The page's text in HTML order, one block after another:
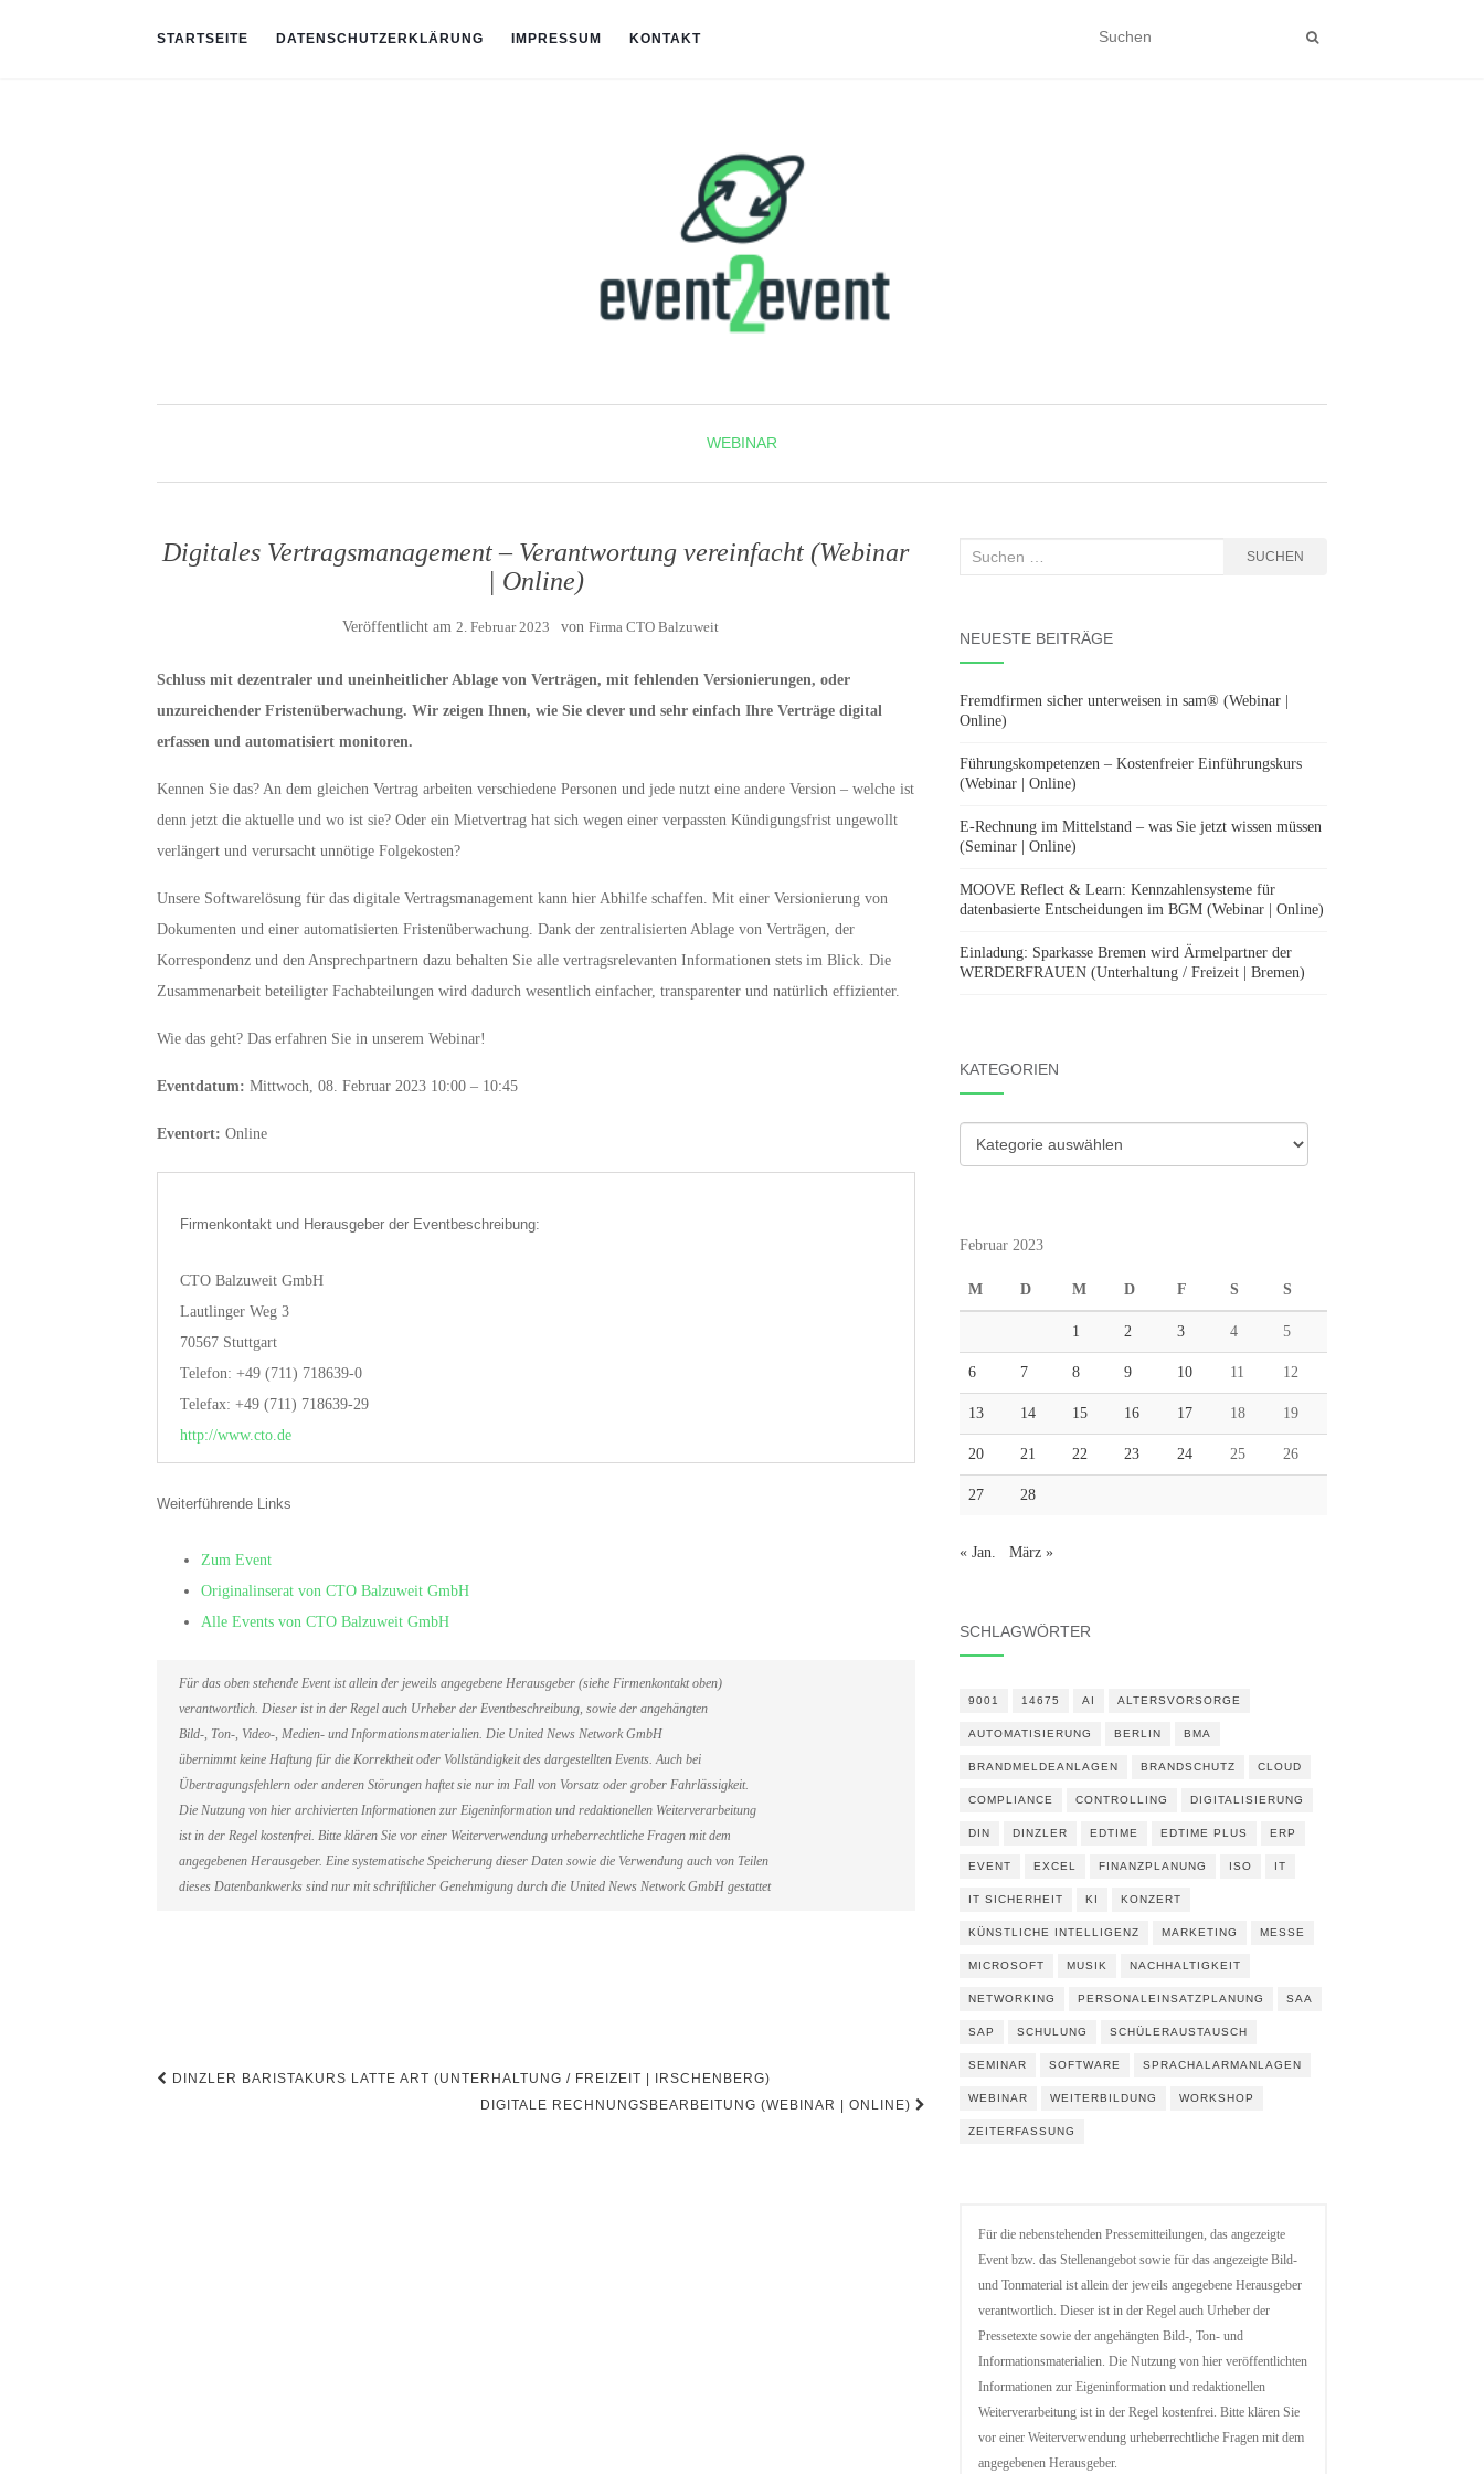
STARTSEITE DATENSCHUTZERKLÄRUNG IMPRESSUM KONTAKT
WEBINAR
Digitales Vertragsmanagement – Verantwortung vereinfacht (Webinar
| Online)
Veröffentlicht am 2. Februar 2023 von Firma CTO Balzuweit
Schluss mit dezentraler und uneinheitlicher Ablage von Verträgen, mit fehlenden Versionierungen, oder
unzureichender Fristenüberwachung. Wir zeigen Ihnen, wie Sie clever und sehr einfach Ihre Verträge digital
erfassen und automatisiert monitoren.
Kennen Sie das? An dem gleichen Vertrag arbeiten verschiedene Personen und jede nutzt eine andere Version – welche ist
denn jetzt die aktuelle und wo ist sie? Oder ein Mietvertrag hat sich wegen einer verpassten Kündigungsfrist ungewollt
verlängert und verursacht unnötige Folgekosten?
Unsere Softwarelösung für das digitale Vertragsmanagement kann hier Abhilfe schaffen. Mit einer Versionierung von
Dokumenten und einer automatisierten Fristenüberwachung. Dank der zentralisierten Ablage von Verträgen, der
Korrespondenz und den Ansprechpartnern dazu behalten Sie alle vertragsrelevanten Informationen stets im Blick. Die
Zusammenarbeit beteiligter Fachabteilungen wird dadurch wesentlich einfacher, transparenter und natürlich effizienter.
Wie das geht? Das erfahren Sie in unserem Webinar!
Eventdatum: Mittwoch, 08. Februar 2023 10:00 – 10:45
Eventort: Online
Firmenkontakt und Herausgeber der Eventbeschreibung:
CTO Balzuweit GmbH
Lautlinger Weg 3
70567 Stuttgart
Telefon: +49 (711) 718639-0
Telefax: +49 (711) 718639-29
http://www.cto.de
Weiterführende Links
Zum Event
Originalinserat von CTO Balzuweit GmbH
Alle Events von CTO Balzuweit GmbH
Für das oben stehende Event ist allein der jeweils angegebene Herausgeber (siehe Firmenkontakt oben)
verantwortlich. Dieser ist in der Regel auch Urheber der Eventbeschreibung, sowie der angehängten
Bild-, Ton-, Video-, Medien- und Informationsmaterialien. Die United News Network GmbH
übernimmt keine Haftung für die Korrektheit oder Vollständigkeit des dargestellten Events. Auch bei
Übertragungsfehlern oder anderen Störungen haftet sie nur im Fall von Vorsatz oder grober Fahrlässigkeit.
Die Nutzung von hier archivierten Informationen zur Eigeninformation und redaktionellen Weiterverarbeitung
ist in der Regel kostenfrei. Bitte klären Sie vor einer Weiterverwendung urheberrechtliche Fragen mit dem
angegebenen Herausgeber. Eine systematische Speicherung dieser Daten sowie die Verwendung auch von Teilen
dieses Datenbankwerks sind nur mit schriftlicher Genehmigung durch die United News Network GmbH gestattet
Beitragsnavigation
DINZLER BARISTAKURS LATTE ART (UNTERHALTUNG / FREIZEIT | IRSCHENBERG)
DIGITALE RECHNUNGSBEARBEITUNG (WEBINAR | ONLINE)
Suchen
SUCHEN
NEUESTE BEITRÄGE
Fremdfirmen sicher unterweisen in sam® (Webinar |
Online)
Führungskompetenzen – Kostenfreier Einführungskurs
(Webinar | Online)
E-Rechnung im Mittelstand – was Sie jetzt wissen müssen
(Seminar | Online)
MOOVE Reflect & Learn: Kennzahlensysteme für
datenbasierte Entscheidungen im BGM (Webinar | Online)
Einladung: Sparkasse Bremen wird Ärmelpartner der
WERDERFRAUEN (Unterhaltung / Freizeit | Bremen)
KATEGORIEN
Kategorien
Februar 2023
M D M D F S S
1 2 3 4 5
6 7 8 9 10 11 12
13 14 15 16 17 18 19
20 21 22 23 24 25 26
27 28
« Jan. März »
SCHLAGWÖRTER
9001 14675 AI ALTERSVORSORGE
AUTOMATISIERUNG BERLIN BMA
BRANDMELDEANLAGEN BRANDSCHUTZ CLOUD
COMPLIANCE CONTROLLING DIGITALISIERUNG
DIN DINZLER EDTIME EDTIME PLUS ERP
EVENT EXCEL FINANZPLANUNG ISO IT
IT SICHERHEIT KI KONZERT
KÜNSTLICHE INTELLIGENZ MARKETING MESSE
MICROSOFT MUSIK NACHHALTIGKEIT
NETWORKING PERSONALEINSATZPLANUNG SAA
SAP SCHULUNG SCHÜLERAUSTAUSCH
SEMINAR SOFTWARE SPRACHALARMANLAGEN
WEBINAR WEITERBILDUNG WORKSHOP
ZEITERFASSUNG
Für die nebenstehenden Pressemitteilungen, das angezeigte
Event bzw. das Stellenangebot sowie für das angezeigte Bild-
und Tonmaterial ist allein der jeweils angegebene Herausgeber
verantwortlich. Dieser ist in der Regel auch Urheber der
Pressetexte sowie der angehängten Bild-, Ton- und
Informationsmaterialien. Die Nutzung von hier veröffentlichten
Informationen zur Eigeninformation und redaktionellen
Weiterverarbeitung ist in der Regel kostenfrei. Bitte klären Sie
vor einer Weiterverwendung urheberrechtliche Fragen mit dem
angegebenen Herausgeber.